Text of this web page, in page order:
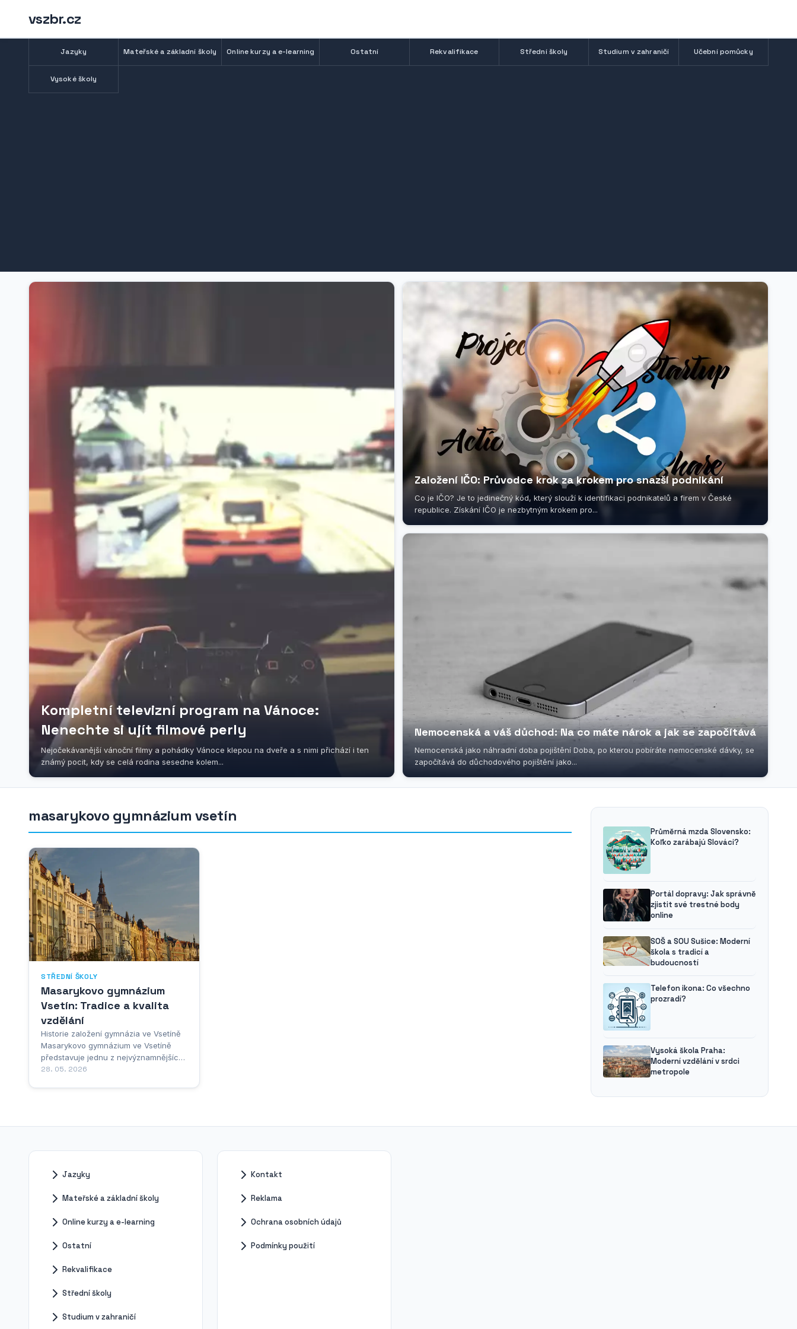
vszbr.cz
Jazyky Mateřské a základní školy Online kurzy a e-learning Ostatní Rekvalifikace Střední školy Studium v zahraničí Učební pomůcky
Vysoké školy
Kompletní televizní program na Vánoce:
Nenechte si ujít filmové perly
Nejočekávanější vánoční filmy a pohádky Vánoce klepou na dveře a s nimi přichází i ten
známý pocit, kdy se celá rodina sesedne kolem...
Založení IČO: Průvodce krok za krokem pro snazší podnikání
Co je IČO? Je to jedinečný kód, který slouží k identifikaci podnikatelů a firem v České
republice. Získání IČO je nezbytným krokem pro...
Nemocenská a váš důchod: Na co máte nárok a jak se započítává
Nemocenská jako náhradní doba pojištění Doba, po kterou pobíráte nemocenské dávky, se
započítává do důchodového pojištění jako...
masarykovo gymnázium vsetín
STŘEDNÍ ŠKOLY
Masarykovo gymnázium
Vsetín: Tradice a kvalita
vzdělání
Historie založení gymnázia ve Vsetíně
Masarykovo gymnázium ve Vsetíně
představuje jednu z nejvýznamnějších
vzdělávacích institucí v regionu
občanů, pedagogů a...
28. 05. 2026
Průměrná mzda Slovensko:
Koľko zarábajú Slováci?
Portál dopravy: Jak správně
zjistit své trestné body
online
SOŠ a SOU Sušice: Moderní
škola s tradicí a
budoucností
Telefon ikona: Co všechno
prozradí?
Vysoká škola Praha:
Moderní vzdělání v srdci
metropole
Jazyky
Mateřské a základní školy
Online kurzy a e-learning
Ostatní
Rekvalifikace
Střední školy
Studium v zahraničí
Kontakt
Reklama
Ochrana osobních údajů
Podmínky použití